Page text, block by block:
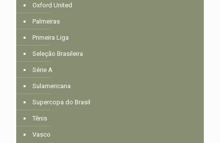
Oxford United
Palmeiras
Primeira Liga
Seleção Brasileira
Série A
Sulamericana
Supercopa do Brasil
Tênis
Vasco